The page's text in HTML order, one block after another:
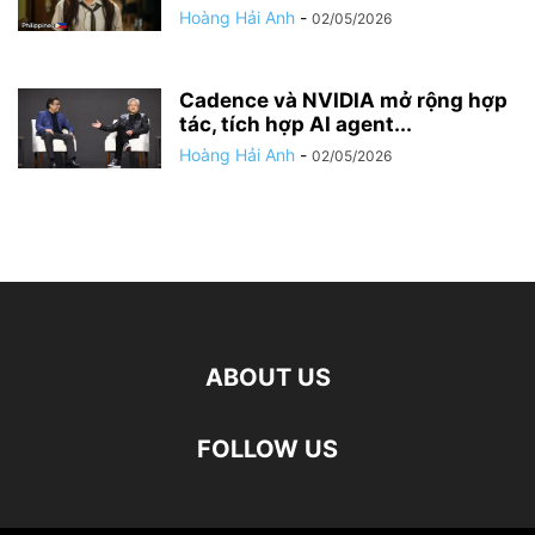
Hoàng Hải Anh - 02/05/2026
Cadence và NVIDIA mở rộng hợp
tác, tích hợp AI agent...
Hoàng Hải Anh - 02/05/2026
ABOUT US
FOLLOW US